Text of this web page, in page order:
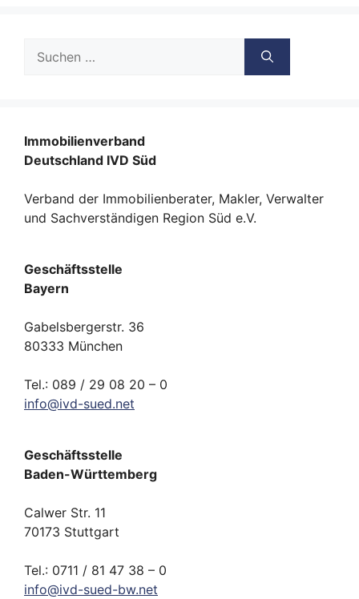
nach:
Immobilienverband
Deutschland IVD Süd
Verband der Immobilienberater, Makler, Verwalter
und Sachverständigen Region Süd e.V.
Geschäftsstelle
Bayern
Gabelsbergerstr. 36
80333 München
Tel.: 089 / 29 08 20 – 0
info@ivd-sued.net
Geschäftsstelle
Baden-Württemberg
Calwer Str. 11
70173 Stuttgart
Tel.: 0711 / 81 47 38 – 0
info@ivd-sued-bw.net